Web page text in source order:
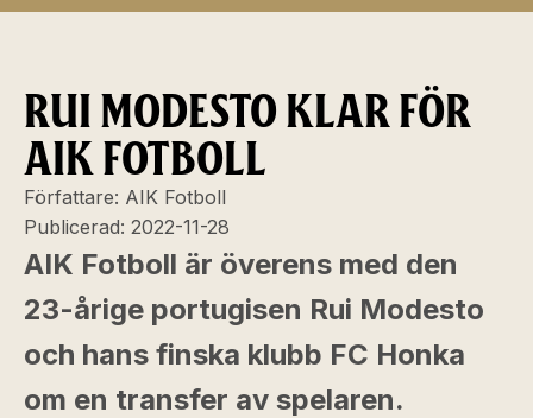
RUI MODESTO KLAR FÖR
AIK FOTBOLL
Författare: AIK Fotboll
Publicerad: 2022-11-28
AIK Fotboll är överens med den
23-årige portugisen Rui Modesto
och hans finska klubb FC Honka
om en transfer av spelaren.